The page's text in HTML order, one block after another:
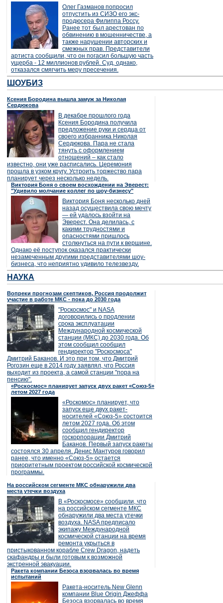
Олег Газманов попросил
отпустить из СИЗО его экс-
продюсера Филиппа Россу.
Ранее тот был арестован по
обвинению в мошенничестве, а
также нарушении авторских и
смежных прав. Представители
артиста сообщили, что он погасил большую часть
ущерба - 12 миллионов рублей. Суд, однако,
отказался смягчить меру пресечения.
ШОУБИЗ
Ксения Бородина вышла замуж за Николая
Сердюкова
В декабре прошлого года
Ксения Бородина получила
предложение руки и сердца от
своего избранника Николая
Сердюкова. Пара не стала
тянуть с оформлением
отношений – как стало
известно, они уже расписались. Церемония
прошла в узком кругу. Устроить торжество пара
планирует через несколько недель.
Виктория Боня о своем восхождении на Эверест:
"Удивило молчание коллег по шоу-бизнесу"
Виктория Боня несколько дней
назад осуществила свою мечту
— ей удалось взойти на
Эверест. Она делилась, с
какими трудностями и
опасностями пришлось
столкнуться на пути к вершине.
Однако её поступок оказался практически
незамеченным другими представителями шоу-
бизнеса, что неприятно удивило телезвезду.
НАУКА
Вопреки прогнозам скептиков, Россия продолжит
участие в работе МКС - пока до 2030 года
"Роскосмос" и NASA
договорились о продлении
срока эксплуатации
Международной космической
станции (МКС) до 2030 года. Об
этом сообщил сообщил
гендиректор "Роскосмоса"
Дмитрий Баканов. И это при том, что Дмитрий
Рогозин еще в 2014 году заявлял, что Россия
выходит из проекта, а самой станции "пора на
пенсию".
«Роскосмос» планирует запуск двух ракет «Союз-5»
летом 2027 года
«Роскомос» планирует, что
запуск еще двух ракет-
носителей «Союз-5» состоится
летом 2027 года. Об этом
сообщил гендиректор
госкорпорации Дмитрий
Баканов. Первый запуск ракеты
состоялся 30 апреля. Денис Мантуров говорил
ранее, что именно «Союз-5» остается
приоритетным проектом российской космической
программы.
На российском сегменте МКС обнаружили два
места утечки воздуха
В «Роскосмосе» сообщили, что
на российском сегменте МКС
обнаружили два места утечки
воздуха. NASA предписало
экипажу Международной
космической станции на время
ремонта укрыться в
пристыкованном корабле Crew Dragon, надеть
скафандры и были готовым к возможной
экстренной эвакуации.
Ракета компании Безоса взорвалась во время
испытаний
Ракета-носитель New Glenn
компании Blue Origin Джеффа
Безоса взорвалась во время